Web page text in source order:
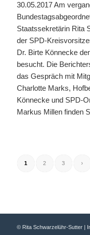
30.05.2017 Am
Staatssekretärin Rita
der SPD-
Dr. Birte Könnecke
besucht. Die
das Gespräch mit
Charlotte Marks,
Könnecke und SPD-
Markus Millen finden
1 2 3 ›
© Rita Schwarzelühr-Sutter |